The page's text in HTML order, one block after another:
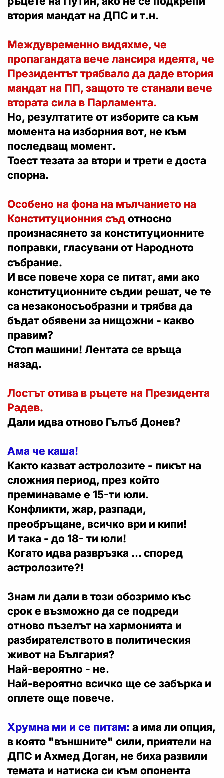
втория мандат на ДПС и т.н.
Междувременно видяхме, че
пропагандата вече лансира идеята, че
Президентът трябвало да даде втория
мандат на ПП, защото те станали вече
втората сила в Парламента.
Но, резултатите от изборите са към
момента на изборния вот, не към
последващ момент.
Тоест тезата за втори и трети е доста
спорна.
Особено на фона на мълчанието на
Конституционния съд относно
произнасянето за конституционните
поправки, гласувани от Народното
събрание.
И все повече хора се питат, ами ако
конституционните съдии решат, че те
са незаконосъобразни и трябва да
бъдат обявени за нищожни - какво
правим?
Стоп машини! Лентата се връща
назад.
Лостът отива в ръцете на Президента
Радев.
Дали идва отново Гълъб Донев?
Ама че каша!
Както казват астролозите - пикът на
сложния период, през който
преминаваме е 15-ти юли.
Конфликти, жар, разпади,
преобръщане, всичко ври и кипи!
И така - до 18- ти юли!
Когато идва развръзка ... според
астролозите?!
Знам ли дали в този обозримо къс
срок е възможно да се подреди
отново пъзелът на хармонията и
разбирателството в политическия
живот на България?
Най-вероятно - не.
Най-вероятно всичко ще се забърка и
оплете още повече.
Хрумна ми и се питам: а има ли опция,
в която "външните" сили, приятели на
ДПС и Ахмед Доган, не биха развили
темата и натиска си към опонента